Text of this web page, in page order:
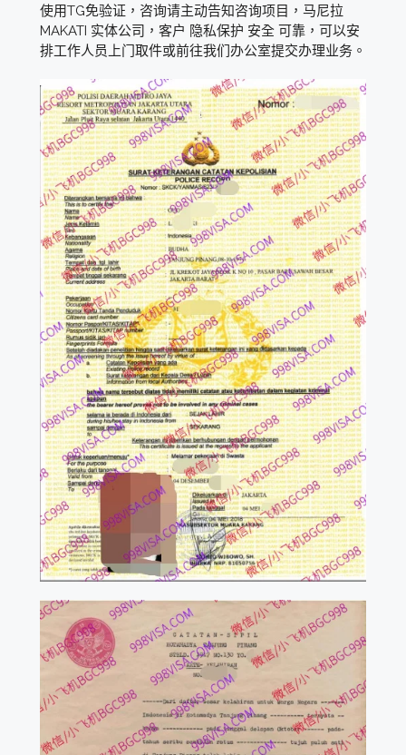
使用TG免验证，咨询请主动告知咨询项目，马尼拉
MAKATI 实体公司，客户 隐私保护 安全 可靠，可以安
排工作人员上门取件或前往我们办公室提交办理业务。